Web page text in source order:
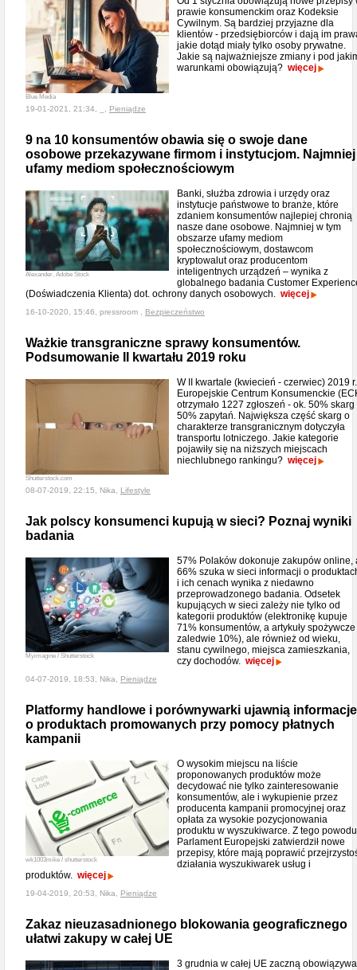
Blue Media
prawie konsumenckim oraz Kodeksie
Cywilnym. Są bardziej przyjazne dla
klientów - przedsiębiorców i dają im
jakie dotąd miały tylko osoby prywatne.
Jakie są najważniejsze zmiany i pod
warunkami obowiązują? więcej
19-01-2021, 21:34, _, Pieniądze
9 na 10 konsumentów obawia się o swoje dane
osobowe przekazywane firmom i instytucjom. Najmniej
ufamy mediom społecznościowym
Alexander, Adobe Stock
Banki, służba zdrowia i urzędy oraz
instytucje państwowe to branże, które
zdaniem konsumentów najlepiej chronią
nasze dane osobowe. Najmniej w tym
obszarze ufamy mediom
społecznościowym, dostawcom
kryptowalut oraz producentom
inteligentnych urządzeń – wynika z
globalnego badania Customer
(Doświadczenia Klienta) dot. ochrony danych osobowych. więcej
16-10-2020, 15:46, pressroom , Bezpieczeństwo
Ważkie transgraniczne sprawy konsumentów.
Podsumowanie II kwartału 2019 roku
Shutterstock.com
W II kwartale (kwiecień - czerwiec) 2019 r.
Europejskie Centrum Konsumenckie
otrzymało 1227 zgłoszeń - ok. 50% skarg
50% zapytań. Największa część skarg o
charakterze transgranicznym dotyczyła
transportu lotniczego. Jakie kategorie
pojawiły się na niższych miejscach
niechlubnego rankingu? więcej
08-07-2019, 22:15, Nika, Lifestyle
Jak polscy konsumenci kupują w sieci? Poznaj wyniki
badania
Myimagine / Shutterstock
57% Polaków dokonuje zakupów online,
66% szuka w sieci informacji o
i ich cenach wynika z niedawno
przeprowadzonego badania. Odsetek
kupujących w sieci zależy nie tylko od
kategorii produktów (elektronikę kupuje
71% konsumentów, a artykuły spożywcze
zaledwie 10%), ale również od wieku,
stanu cywilnego, miejsca zamieszkania,
czy dochodów. więcej
04-07-2019, 18:53, Nika, Pieniądze
Platformy handlowe i porównywarki ujawnią informacje
o produktach promowanych przy pomocy płatnych
kampanii
wk1003mike / shutterstock
O wysokim miejscu na liście
proponowanych produktów może
decydować nie tylko zainteresowanie
konsumentów, ale i wykupienie przez
producenta kampanii promocyjnej oraz
opłata za wysokie pozycjonowania
produktu w wyszukiwarce. Z tego powodu
Parlament Europejski zatwierdził nowe
przepisy, które mają poprawić
działania wyszukiwarek usług i
produktów. więcej
19-04-2019, 20:53, Nika, Pieniądze
Zakaz nieuzasadnionego blokowania geograficznego
ułatwi zakupy w całej UE
3 grudnia w całej UE zaczną